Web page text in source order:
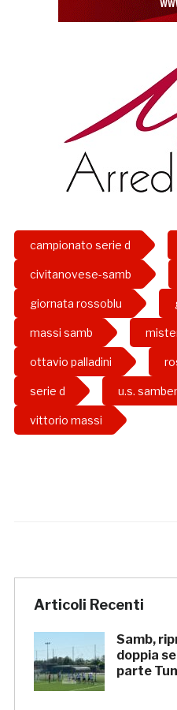
campionato serie d
civitanovese-samb
giornata rossoblu
massi samb
ottavio palladini
serie d u.s.
vittorio massi
Articoli Recenti
Samb,
doppia
parte